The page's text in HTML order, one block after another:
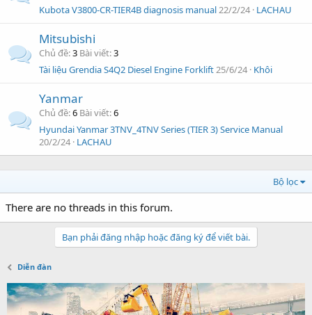
Kubota V3800-CR-TIER4B diagnosis manual22/2/24 LACHAU
Mitsubishi
Chủ đề 3 Bài viết 3
Tài liệu Grendia S4Q2 Diesel Engine Forklift25/6/24 Khôi
Yanmar
Chủ đề 6 Bài viết 6
Hyundai Yanmar 3TNV_4TNV Series (TIER 3) Service Manual
20/2/24 LACHAU
Bộ lọc
There are no threads in this forum.
Bạn phải đăng nhập hoặc đăng ký để viết bài.
Diễn đàn